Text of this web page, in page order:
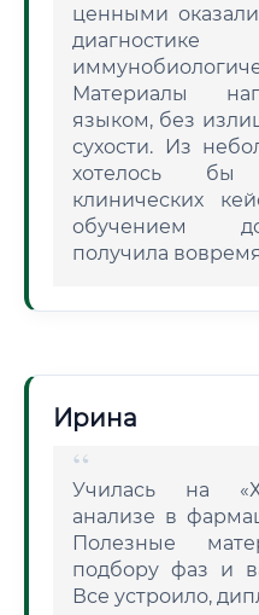
ценными
Материалы
языком, без
сухости. Из
хотелось бы
клинических
обучением
получила
Ирина
Училась на
анализе в
Полезные
подбору фаз и
Все устроило,